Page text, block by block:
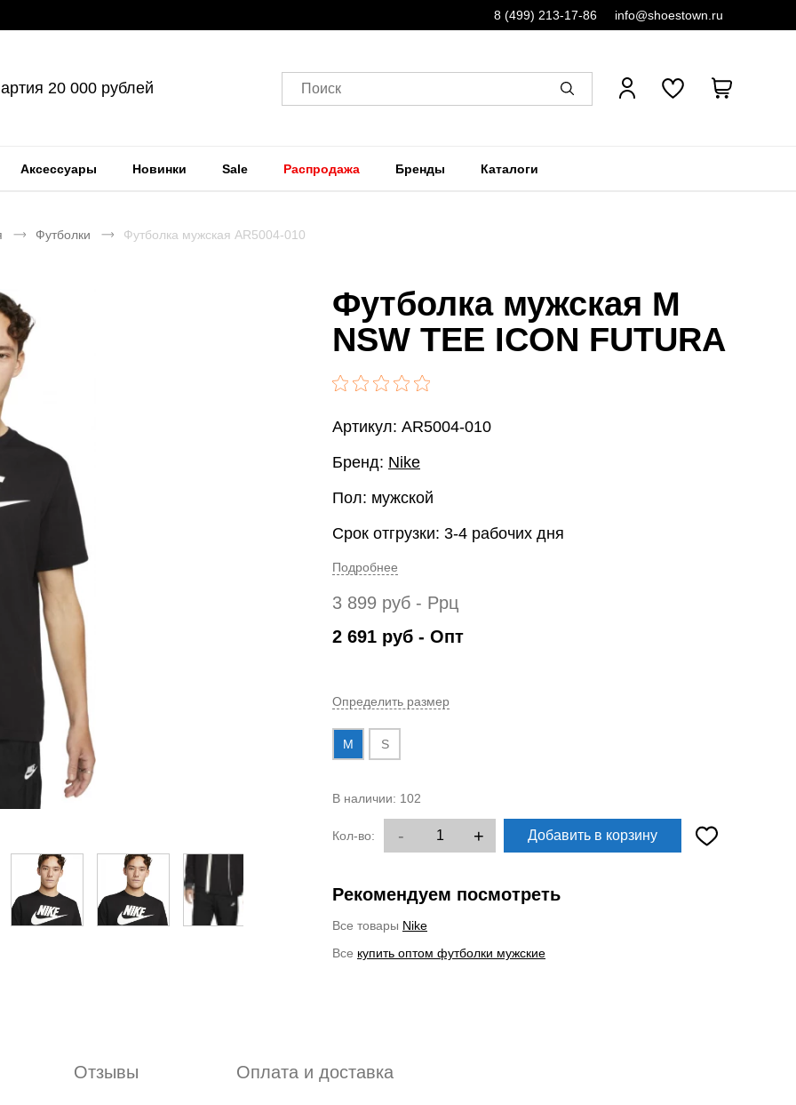
8 (499) 213-17-86 info@shoestown.ru
20 000 рублей Поиск
Аксессуары Новинки Sale Распродажа Бренды Каталоги
Футболки Футболка мужская AR5004-010
Футболка мужская M
NSW TEE ICON FUTURA
Артикул: AR5004-010
Бренд: Nike
Пол: мужской
Срок отгрузки: 3-4 рабочих дня
Подробнее
3 899 руб - Ррц
2 691 руб - Опт
Определить размер
M S
В наличии: 102
Кол-во: - + Добавить в корзину
Рекомендуем посмотреть
Все товары Nike
Все купить оптом футболки мужские
Отзывы Оплата и доставка